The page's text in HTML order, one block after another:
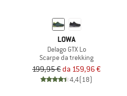
LOWA
Delago GTX Lo
Scarpe da trekking
199,95 € da 159,96 €
4,4(18)